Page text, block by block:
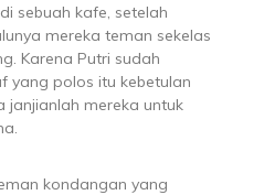
sebuah kafe, setelah
mereka teman sekelas
Karena Putri sudah
yang polos itu kebetulan
janjianlah mereka untuk
kondangan yang